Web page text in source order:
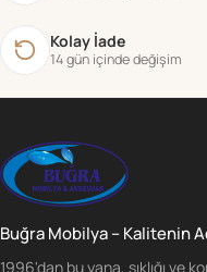
Kolay İade
14 gün içinde değişim
Buğra Mobilya – Kalitenin
1996'dan bu yana, şıklığı ve